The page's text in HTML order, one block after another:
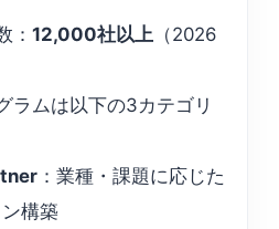
：12,000社以上 （2026
ラムは以下の3カテゴリ
：業種・課題に応じた
構築